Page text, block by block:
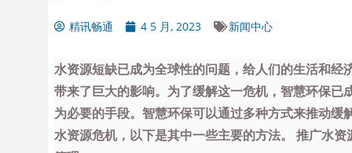
精讯畅通 4 5 月, 2023 新闻中心
水资源短缺已成为全球性的问题，给人们的生活和经
带来了巨大的影响。为了缓解这一危机，智慧环保已
为必要的手段。智慧环保可以通过多种方式来推动缓
水资源危机，以下是其中一些主要的方法。 推广水资